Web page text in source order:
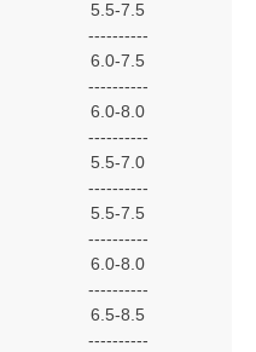
5.5-7.5
----------
6.0-7.5
----------
6.0-8.0
----------
5.5-7.0
----------
5.5-7.5
----------
6.0-8.0
----------
6.5-8.5
----------